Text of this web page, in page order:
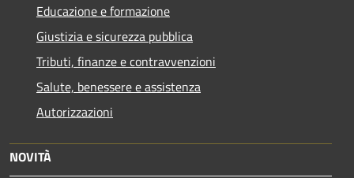
Educazione e formazione
Giustizia e sicurezza pubblica
Tributi, finanze e contravvenzioni
Salute, benessere e assistenza
Autorizzazioni
NOVITÀ